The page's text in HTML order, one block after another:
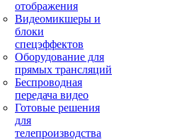
отображения
Видеомикшеры и
блоки
спецэффектов
Оборудование для
прямых трансляций
Беспроводная
передача видео
Готовые решения
для
телепроизводства